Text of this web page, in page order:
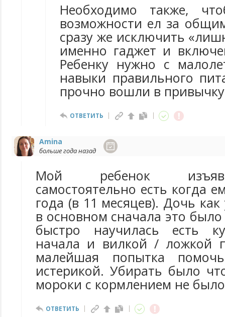
Необходимо также,
возможности ел за
сразу же исключить
именно гаджет и
Ребенку нужно с
навыки правильного
прочно вошли в
ОТВЕТИТЬ
Amina
больше года назад
Мой ребенок
самостоятельно есть когда
года (в 11 месяцев). Дочь
в основном сначала это
быстро научилась есть
начала и вилкой / ложкой
малейшая попытка помочь
истерикой. Убирать было
мороки с кормлением не
ОТВЕТИТЬ